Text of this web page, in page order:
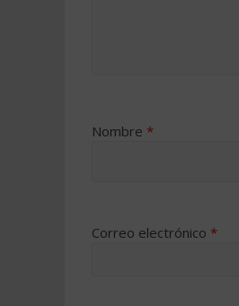
Nombre *
Correo electrónico *